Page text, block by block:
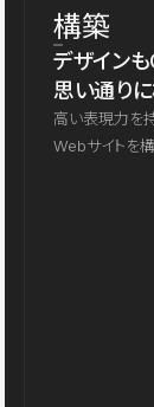
構築
デザイン
思い通りに
高い表現力を
Webサイトを構